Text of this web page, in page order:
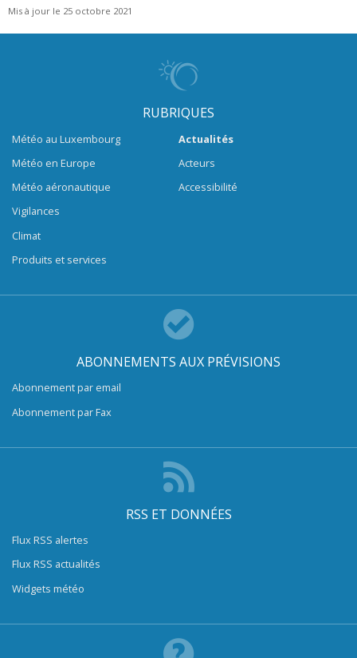
Mis à jour le 25 octobre 2021
RUBRIQUES
Météo au Luxembourg
Météo en Europe
Météo aéronautique
Vigilances
Climat
Produits et services
Actualités
Acteurs
Accessibilité
ABONNEMENTS AUX PRÉVISIONS
Abonnement par email
Abonnement par Fax
RSS ET DONNÉES
Flux RSS alertes
Flux RSS actualités
Widgets météo